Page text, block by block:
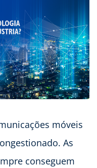
móveis
As
conseguem